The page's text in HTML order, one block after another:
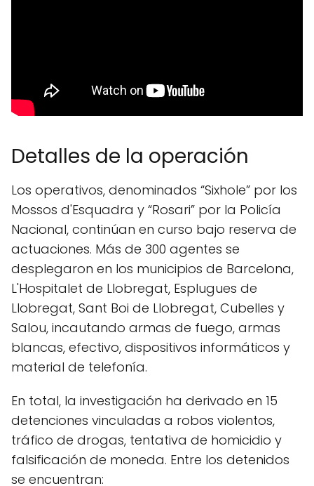
Detalles de la operación
Los operativos, denominados “Sixhole” por los
Mossos d'Esquadra y “Rosari” por la Policía
Nacional, continúan en curso bajo reserva de
actuaciones. Más de 300 agentes se
desplegaron en los municipios de Barcelona,
L'Hospitalet de Llobregat, Esplugues de
Llobregat, Sant Boi de Llobregat, Cubelles y
Salou, incautando armas de fuego, armas
blancas, efectivo, dispositivos informáticos y
material de telefonía.
En total, la investigación ha derivado en 15
detenciones vinculadas a robos violentos,
tráfico de drogas, tentativa de homicidio y
falsificación de moneda. Entre los detenidos
se encuentran: